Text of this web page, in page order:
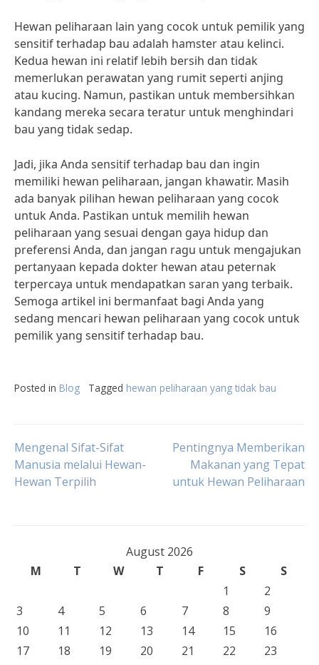
Hewan peliharaan lain yang cocok untuk pemilik yang
sensitif terhadap bau adalah hamster atau kelinci.
Kedua hewan ini relatif lebih bersih dan tidak
memerlukan perawatan yang rumit seperti anjing
atau kucing. Namun, pastikan untuk membersihkan
kandang mereka secara teratur untuk menghindari
bau yang tidak sedap.
Jadi, jika Anda sensitif terhadap bau dan ingin
memiliki hewan peliharaan, jangan khawatir. Masih
ada banyak pilihan hewan peliharaan yang cocok
untuk Anda. Pastikan untuk memilih hewan
peliharaan yang sesuai dengan gaya hidup dan
preferensi Anda, dan jangan ragu untuk mengajukan
pertanyaan kepada dokter hewan atau peternak
terpercaya untuk mendapatkan saran yang terbaik.
Semoga artikel ini bermanfaat bagi Anda yang
sedang mencari hewan peliharaan yang cocok untuk
pemilik yang sensitif terhadap bau.
Posted in Blog Tagged hewan peliharaan yang tidak bau
Post
navigation
Mengenal Sifat-Sifat
Manusia melalui Hewan-
Hewan Terpilih
Pentingnya Memberikan
Makanan yang Tepat
untuk Hewan Peliharaan
August 2026
M
T W T F S
S
1
2
3
4 5 6 7 8
9
10
11 12 13 14 15
16
17
18 19 20 21 22
23